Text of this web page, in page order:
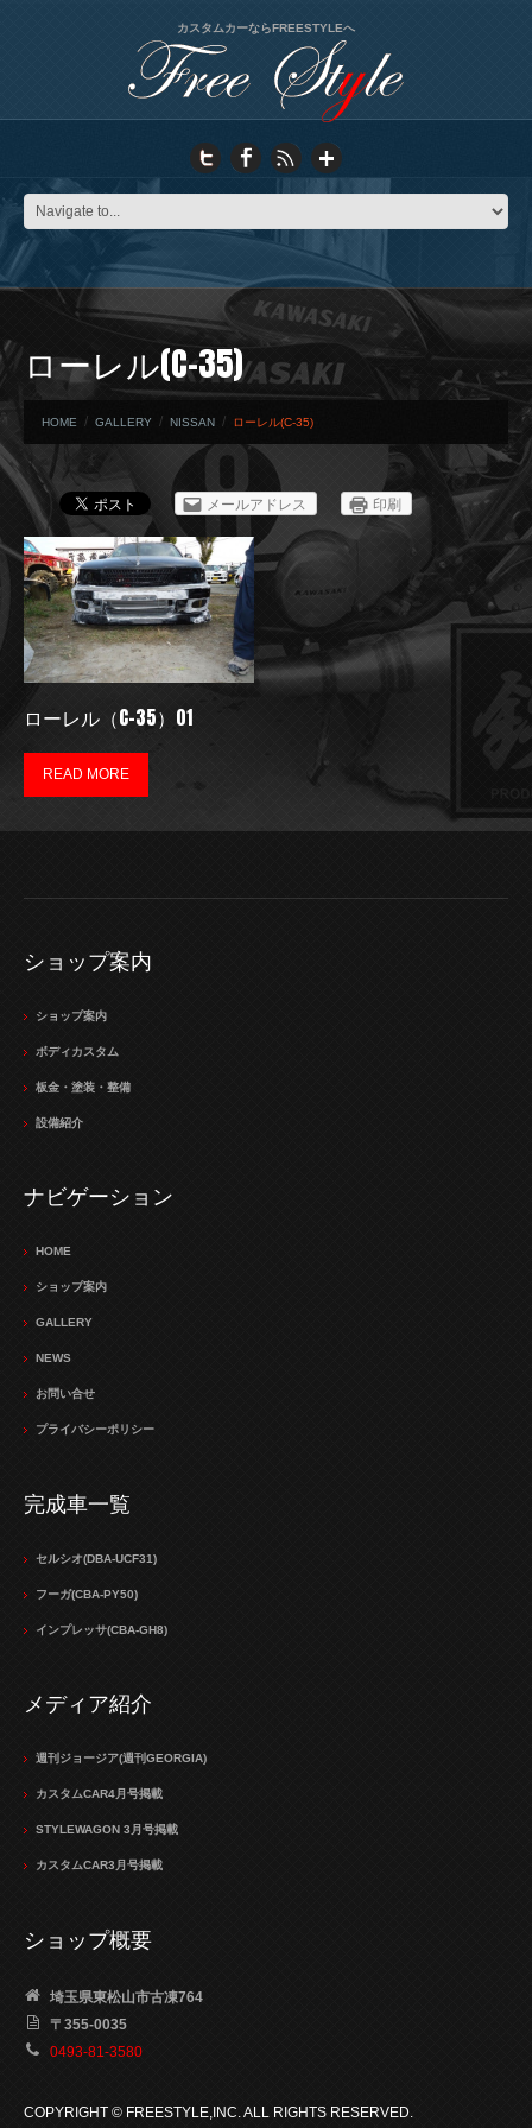
カスタムカーならFREESTYLEへ
ローレル(C-35)
HOME GALLERY NISSAN ローレル(C-35)
メールアドレス 印刷
ローレル（C-35）01
READ MORE
ショップ案内
ショップ案内
ボディカスタム
板金・塗装・整備
設備紹介
ナビゲーション
HOME
ショップ案内
GALLERY
NEWS
お問い合せ
プライバシーポリシー
完成車一覧
セルシオ(DBA-UCF31)
フーガ(CBA-PY50)
インプレッサ(CBA-GH8)
メディア紹介
週刊ジョージア(週刊GEORGIA)
カスタムCAR4月号掲載
STYLEWAGON 3月号掲載
カスタムCAR3月号掲載
ショップ概要
埼玉県東松山市古凍764
〒355-0035
0493-81-3580
COPYRIGHT © FREESTYLE,INC. ALL RIGHTS RESERVED.